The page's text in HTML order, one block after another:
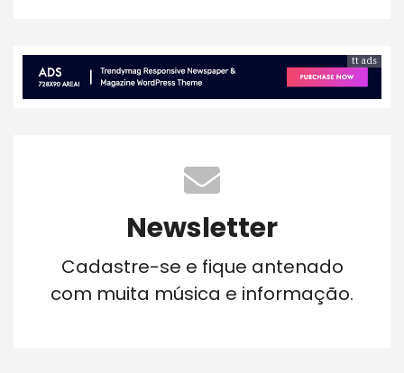
tt ads
Newsletter
Cadastre-se e fique antenado
com muita música e informação.